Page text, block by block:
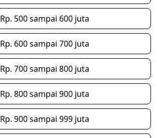
Rp. 500 sampai 600 juta
Rp. 600 sampai 700 juta
Rp. 700 sampai 800 juta
Rp. 800 sampai 900 juta
Rp. 900 sampai 999 juta